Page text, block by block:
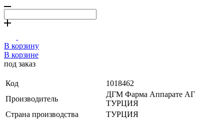
В корзину
В корзине
под заказ
Код
1018462
Производитель
ДГМ Фарма Аппарате АГ
ТУРЦИЯ
Страна производства
ТУРЦИЯ